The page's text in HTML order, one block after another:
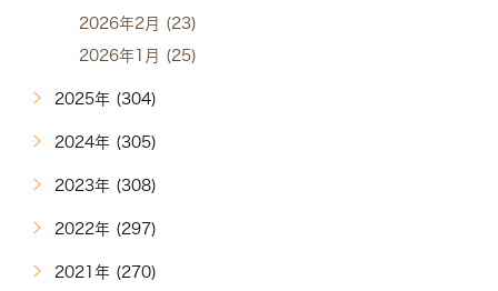
2026年2月 (23)
2026年1月 (25)
2025年 (304)
2024年 (305)
2023年 (308)
2022年 (297)
2021年 (270)